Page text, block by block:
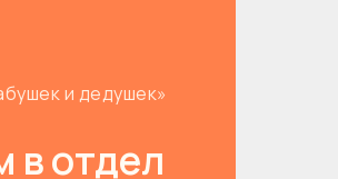
и дедушек»
в отдел